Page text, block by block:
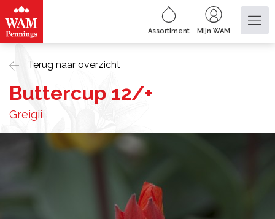
Assortiment Mijn WAM
Terug naar overzicht
Buttercup 12/+
Greigii